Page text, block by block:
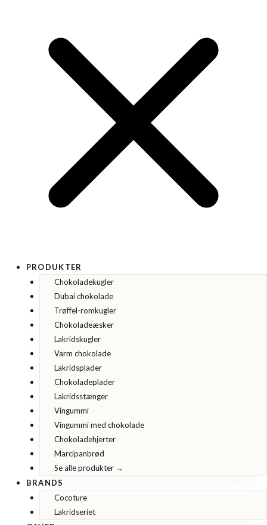
PRODUKTER
Chokoladekugler
Dubai chokolade
Trøffel-romkugler
Chokoladeæsker
Lakridskugler
Varm chokolade
Lakridsplader
Chokoladeplader
Lakridsstænger
Vingummi
Vingummi med chokolade
Chokoladehjerter
Marcipanbrød
Se alle produkter →
BRANDS
Cocoture
Lakridseriet